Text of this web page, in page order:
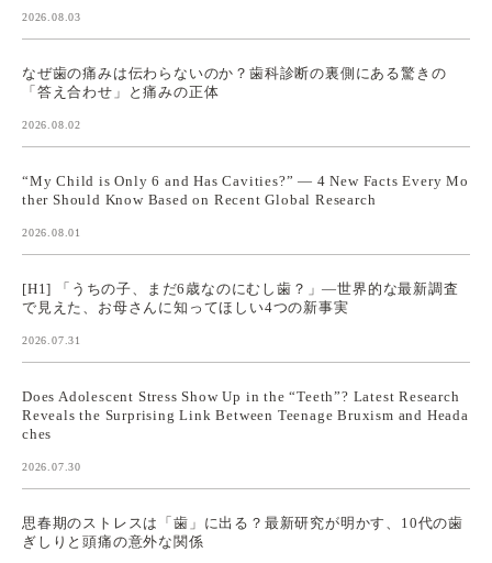
2026.08.03
なぜ歯の痛みは伝わらないのか？歯科診断の裏側にある驚きの
「答え合わせ」と痛みの正体
2026.08.02
“My Child is Only 6 and Has Cavities?” — 4 New Facts Every Mo
ther Should Know Based on Recent Global Research
2026.08.01
[H1] 「うちの子、まだ6歳なのにむし歯？」—世界的な最新調査
で見えた、お母さんに知ってほしい4つの新事実
2026.07.31
Does Adolescent Stress Show Up in the “Teeth”? Latest Research
Reveals the Surprising Link Between Teenage Bruxism and Heada
ches
2026.07.30
思春期のストレスは「歯」に出る？最新研究が明かす、10代の歯
ぎしりと頭痛の意外な関係